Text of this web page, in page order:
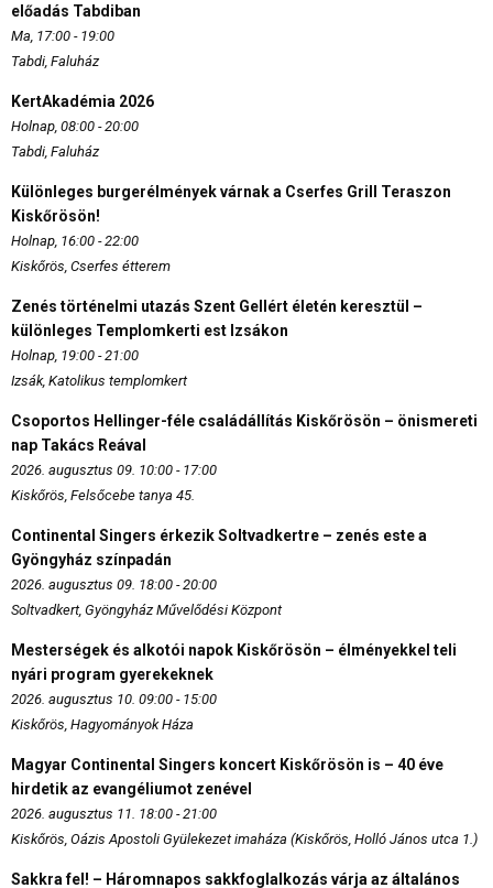
előadás Tabdiban
Ma, 17:00 - 19:00
Tabdi, Faluház
KertAkadémia 2026
Holnap, 08:00 - 20:00
Tabdi, Faluház
Különleges burgerélmények várnak a Cserfes Grill Teraszon
Kiskőrösön!
Holnap, 16:00 - 22:00
Kiskőrös, Cserfes étterem
Zenés történelmi utazás Szent Gellért életén keresztül –
különleges Templomkerti est Izsákon
Holnap, 19:00 - 21:00
Izsák, Katolikus templomkert
Csoportos Hellinger-féle családállítás Kiskőrösön – önismereti
nap Takács Reával
2026. augusztus 09. 10:00 - 17:00
Kiskőrös, Felsőcebe tanya 45.
Continental Singers érkezik Soltvadkertre – zenés este a
Gyöngyház színpadán
2026. augusztus 09. 18:00 - 20:00
Soltvadkert, Gyöngyház Művelődési Központ
Mesterségek és alkotói napok Kiskőrösön – élményekkel teli
nyári program gyerekeknek
2026. augusztus 10. 09:00 - 15:00
Kiskőrös, Hagyományok Háza
Magyar Continental Singers koncert Kiskőrösön is – 40 éve
hirdetik az evangéliumot zenével
2026. augusztus 11. 18:00 - 21:00
Kiskőrös, Oázis Apostoli Gyülekezet imaháza (Kiskőrös, Holló János utca 1.)
Sakkra fel! – Háromnapos sakkfoglalkozás várja az általános